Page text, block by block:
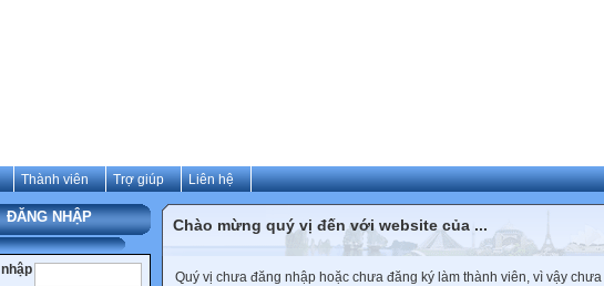
Thành viên Trợ giúp Liên hệ
ĐĂNG NHẬP Chào mừng quý vị đến với website của ...
Quý vị chưa đăng nhập hoặc chưa đăng ký làm thành viên, vì vậy